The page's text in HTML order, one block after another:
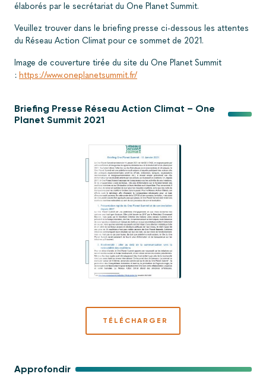
Approfondir
élaborés par le secrétariat du One Planet Summit.
Veuillez trouver dans le briefing presse ci-dessous les attentes
du Réseau Action Climat pour ce sommet de 2021.
Image de couverture tirée du site du One Planet Summit
: https://www.oneplanetsummit.fr/
Briefing Presse Réseau Action Climat – One
Planet Summit 2021
TÉLÉCHARGER